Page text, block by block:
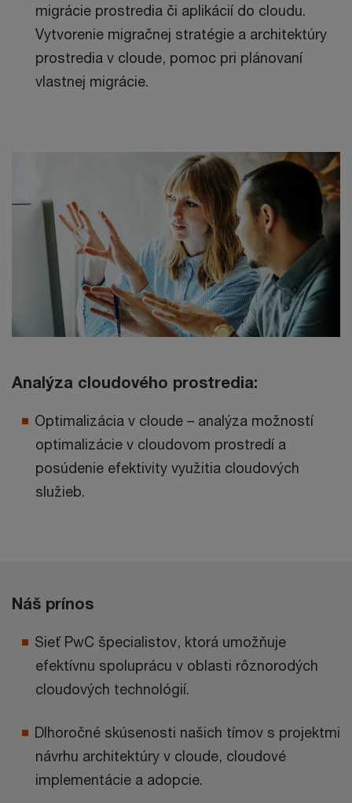
migrácie prostredia či aplikácií do cloudu.
Vytvorenie migračnej stratégie a architektúry
prostredia v cloude, pomoc pri plánovaní
vlastnej migrácie.
Analýza cloudového prostredia:
Optimalizácia v cloude – analýza možností
optimalizácie v cloudovom prostredí a
posúdenie efektivity využitia cloudových
služieb.
Náš prínos
Sieť PwC špecialistov, ktorá umožňuje
efektívnu spoluprácu v oblasti rôznorodých
cloudových technológií.
Dlhoročné skúsenosti našich tímov s projektmi
návrhu architektúry v cloude, cloudové
implementácie a adopcie.